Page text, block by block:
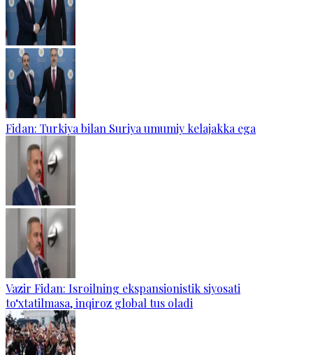
Fidan: Turkiya bilan Suriya umumiy kelajakka ega
Vazir Fidan: Isroilning ekspansionistik siyosati
to‘xtatilmasa, inqiroz global tus oladi